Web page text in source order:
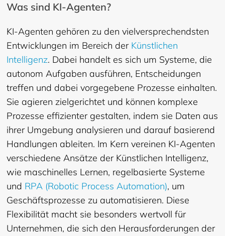
Was sind KI-Agenten?
KI-Agenten gehören zu den vielversprechendsten
Entwicklungen im Bereich der Künstlichen
Intelligenz. Dabei handelt es sich um Systeme, die
autonom Aufgaben ausführen, Entscheidungen
treffen und dabei vorgegebene Prozesse einhalten.
Sie agieren zielgerichtet und können komplexe
Prozesse effizienter gestalten, indem sie Daten aus
ihrer Umgebung analysieren und darauf basierend
Handlungen ableiten. Im Kern vereinen KI-Agenten
verschiedene Ansätze der Künstlichen Intelligenz,
wie maschinelles Lernen, regelbasierte Systeme
und RPA (Robotic Process Automation), um
Geschäftsprozesse zu automatisieren. Diese
Flexibilität macht sie besonders wertvoll für
Unternehmen, die sich den Herausforderungen der